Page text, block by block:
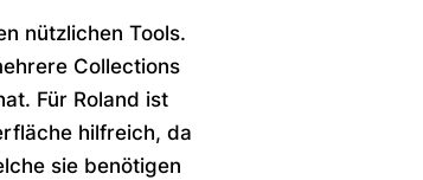
nützlichen Tools.
Collections
Für Roland ist
hilfreich, da
sie benötigen